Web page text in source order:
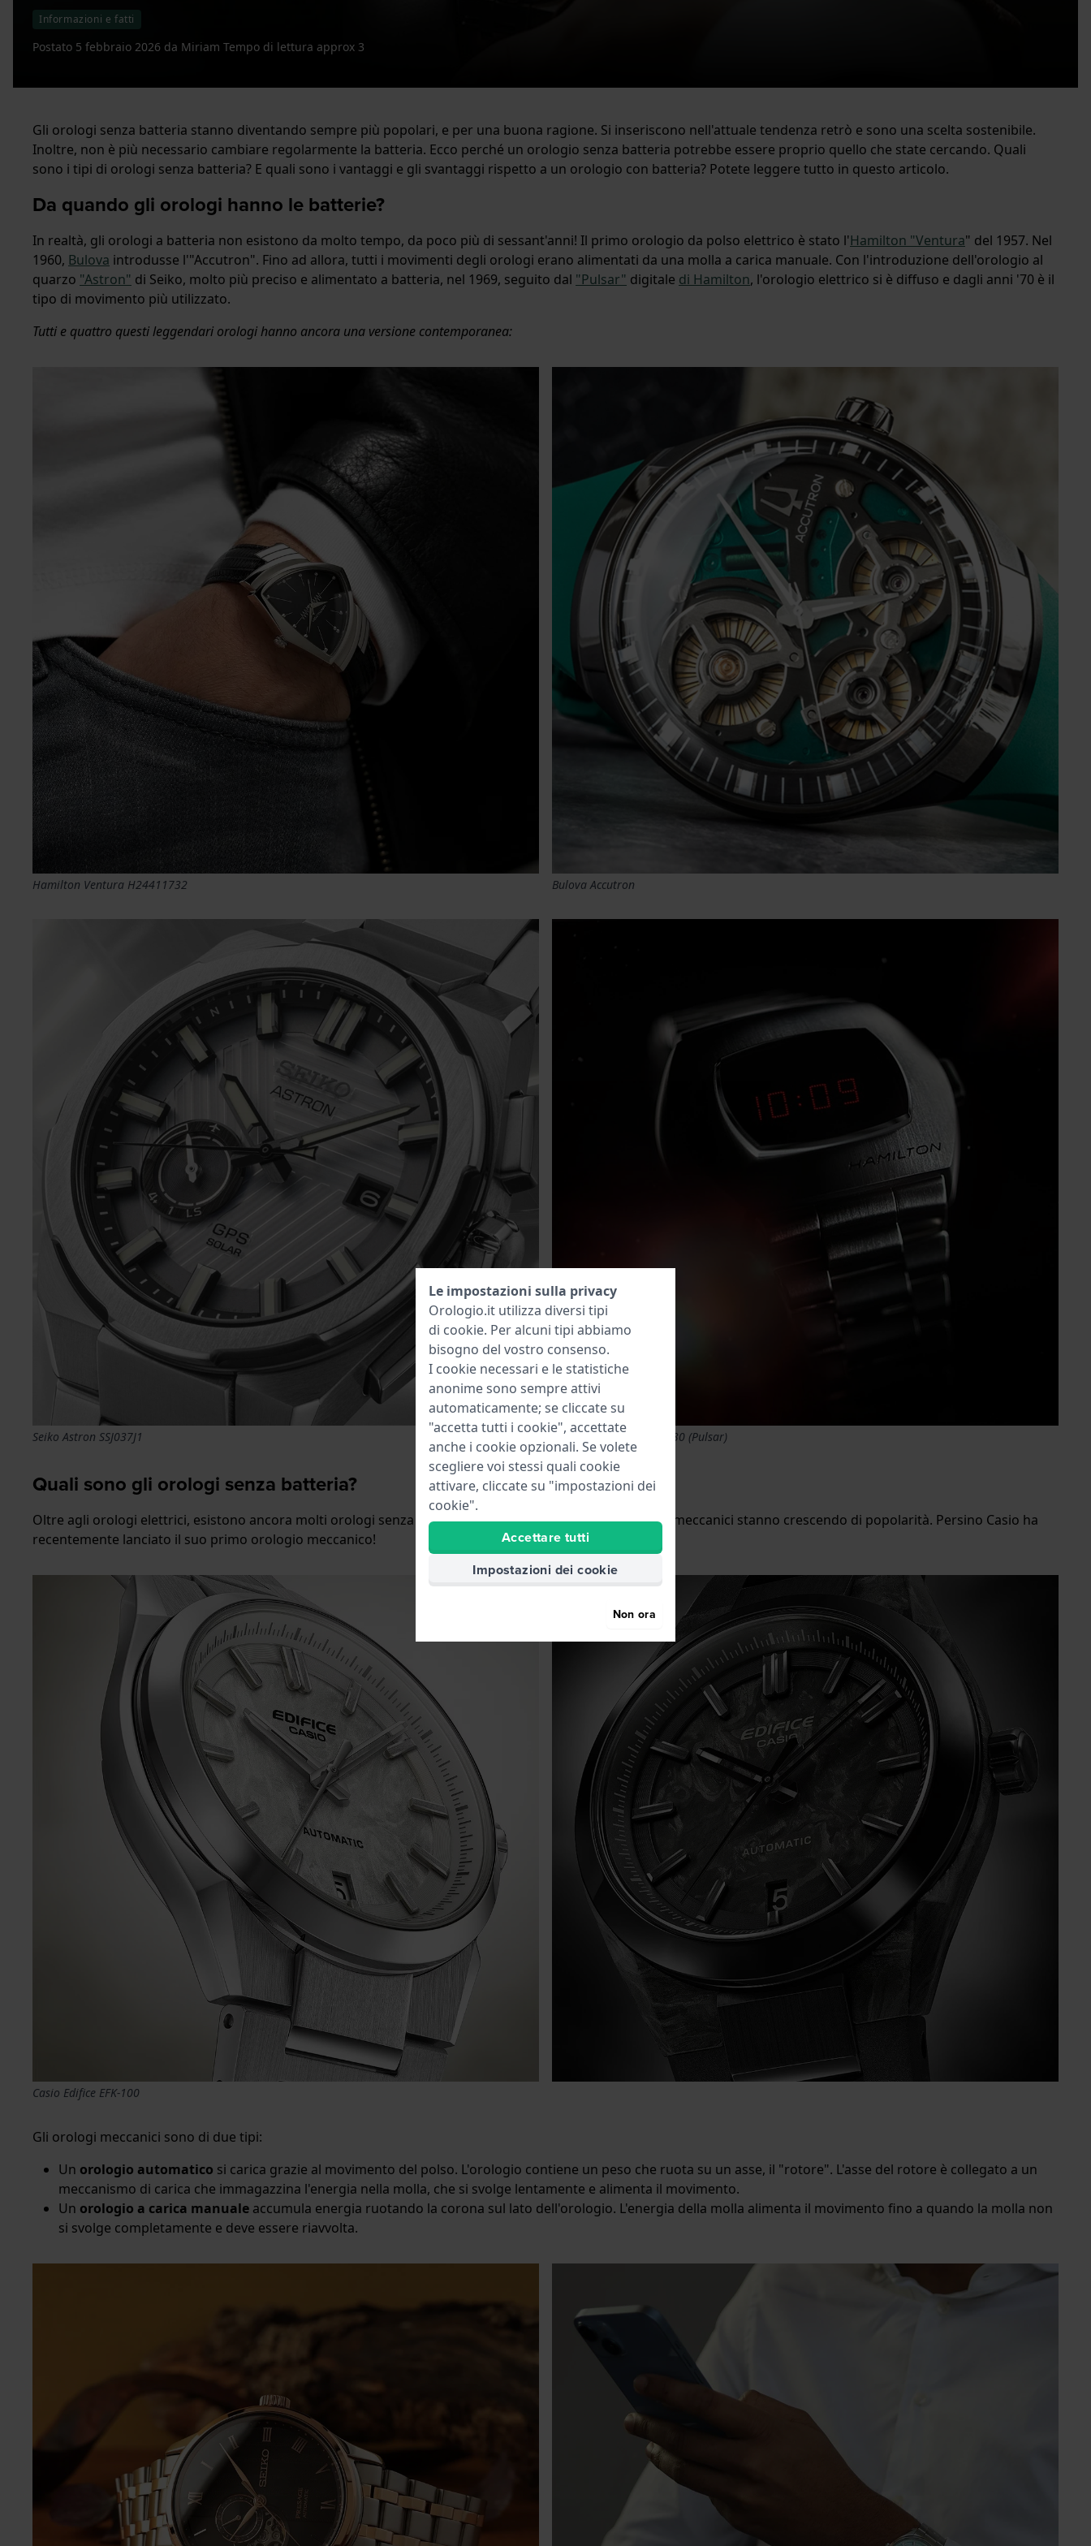
Informazioni e fatti
Postato 5 febbraio 2026 da Miriam Tempo di lettura approx 3
Gli orologi senza batteria stanno diventando sempre più popolari, e per una buona ragione. Si inseriscono nell'attuale tendenza retrò e sono una scelta sostenibile.
Inoltre, non è più necessario cambiare regolarmente la batteria. Ecco perché un orologio senza batteria potrebbe essere proprio quello che state cercando. Quali
sono i tipi di orologi senza batteria? E quali sono i vantaggi e gli svantaggi rispetto a un orologio con batteria? Potete leggere tutto in questo articolo.
Da quando gli orologi hanno le batterie?
In realtà, gli orologi a batteria non esistono da molto tempo, da poco più di sessant'anni! Il primo orologio da polso elettrico è stato l'Hamilton "Ventura" del 1957. Nel
1960, Bulova introdusse l'"Accutron". Fino ad allora, tutti i movimenti degli orologi erano alimentati da una molla a carica manuale. Con l'introduzione dell'orologio al
quarzo "Astron" di Seiko, molto più preciso e alimentato a batteria, nel 1969, seguito dal "Pulsar" digitale di Hamilton, l'orologio elettrico si è diffuso e dagli anni '70 è il
tipo di movimento più utilizzato.
Tutti e quattro questi leggendari orologi hanno ancora una versione contemporanea:
Hamilton Ventura H24411732 Bulova Accutron
Seiko Astron SSJ037J1 Hamilton PSR H52414130 (Pulsar)
Quali sono gli orologi senza batteria?
Oltre agli orologi elettrici, esistono ancora molti orologi senza batteria sul mercato. In effetti, gli orologi meccanici stanno crescendo di popolarità. Persino Casio ha
recentemente lanciato il suo primo orologio meccanico!
Casio Edifice EFK-100
Gli orologi meccanici sono di due tipi:
Un orologio automatico si carica grazie al movimento del polso. L'orologio contiene un peso che ruota su un asse, il "rotore". L'asse del rotore è collegato a un
meccanismo di carica che immagazzina l'energia nella molla, che si svolge lentamente e alimenta il movimento.
Un orologio a carica manuale accumula energia ruotando la corona sul lato dell'orologio. L'energia della molla alimenta il movimento fino a quando la molla non
si svolge completamente e deve essere riavvolta.
Le impostazioni sulla privacy
Orologio.it utilizza diversi tipi
di cookie. Per alcuni tipi abbiamo
bisogno del vostro consenso.
I cookie necessari e le statistiche
anonime sono sempre attivi
automaticamente; se cliccate su
"accetta tutti i cookie", accettate
anche i cookie opzionali. Se volete
scegliere voi stessi quali cookie
attivare, cliccate su "impostazioni dei
cookie".
Accettare tutti
Impostazioni dei cookie
Non ora